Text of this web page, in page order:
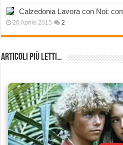
Calzedonia Lavora con Noi:
20 Aprile 2015 2
Articoli più Letti…